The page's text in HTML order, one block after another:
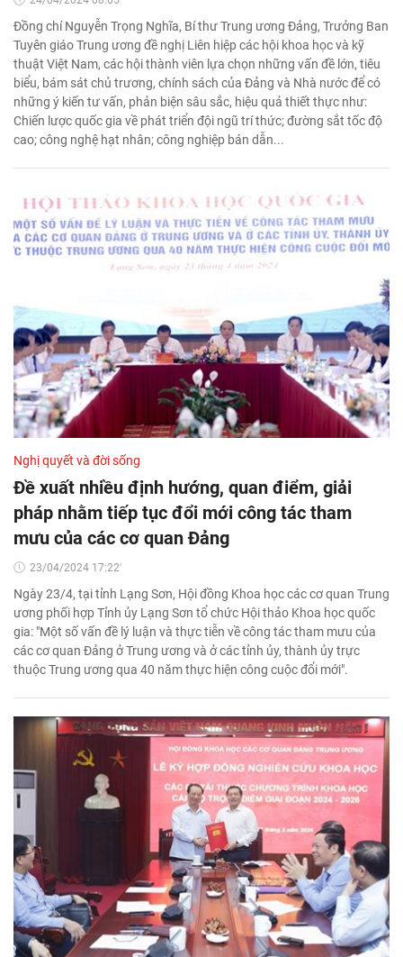
Đồng chí Nguyễn Trọng Nghĩa, Bí thư Trung ương Đảng, Trưởng Ban
Tuyên giáo Trung ương đề nghị Liên hiệp các hội khoa học và kỹ
thuật Việt Nam, các hội thành viên lựa chọn những vấn đề lớn, tiêu
biểu, bám sát chủ trương, chính sách của Đảng và Nhà nước để có
những ý kiến tư vấn, phản biện sâu sắc, hiệu quả thiết thực như:
Chiến lược quốc gia về phát triển đội ngũ trí thức; đường sắt tốc độ
cao; công nghệ hạt nhân; công nghiệp bán dẫn...
Nghị quyết và đời sống
Đề xuất nhiều định hướng, quan điểm, giải
pháp nhằm tiếp tục đổi mới công tác tham
mưu của các cơ quan Đảng
23/04/2024 17:22'
Ngày 23/4, tại tỉnh Lạng Sơn, Hội đồng Khoa học các cơ quan Trung
ương phối hợp Tỉnh ủy Lạng Sơn tổ chức Hội thảo Khoa học quốc
gia: "Một số vấn đề lý luận và thực tiễn về công tác tham mưu của
các cơ quan Đảng ở Trung ương và ở các tỉnh ủy, thành ủy trực
thuộc Trung ương qua 40 năm thực hiện công cuộc đổi mới".